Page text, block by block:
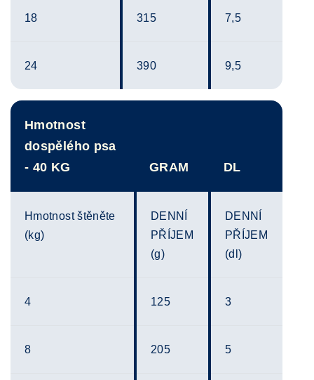
18 315 7,5
24 390 9,5
Hmotnost
dospělého psa
- 40 KG
GRAM DL
Hmotnost štěněte
(kg)
DENNÍ
PŘÍJEM
(g)
DENNÍ
PŘÍJEM
(dl)
4 125 3
8 205 5